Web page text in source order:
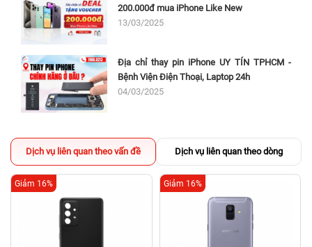
200.000đ mua iPhone Like New
13/03/2025
Địa chỉ thay pin iPhone UY TÍN TPHCM -
Bệnh Viện Điện Thoại, Laptop 24h
04/03/2025
Dịch vụ liên quan theo vấn đề Dịch vụ liên quan theo dòng
Giảm 16% Giảm 16%